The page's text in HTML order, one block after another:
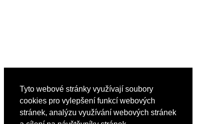
Tyto webové stránky využívají soubory
cookies pro vylepšení funkcí webových
stránek, analýzu využívání webových stránek